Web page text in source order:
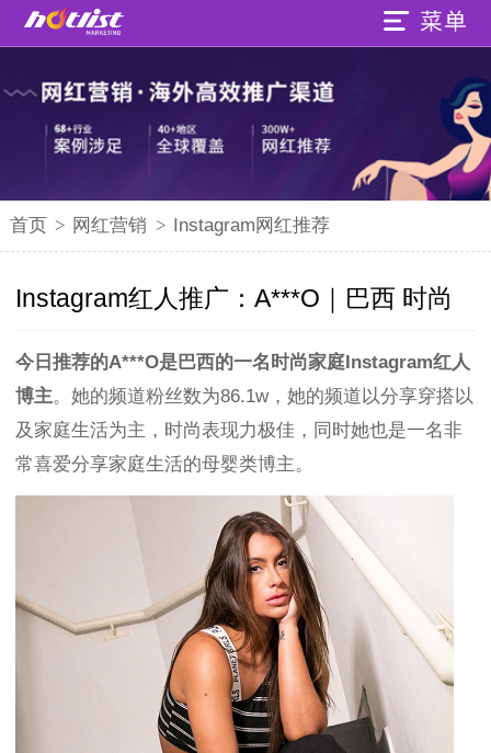
首页 > 网红营销 > Instagram网红推荐
Instagram红人推广：A***O｜巴西 时尚
今日推荐的A***O是巴西的一名时尚家庭Instagram红人
博主。她的频道粉丝数为86.1w，她的频道以分享穿搭以
及家庭生活为主，时尚表现力极佳，同时她也是一名非
常喜爱分享家庭生活的母婴类博主。